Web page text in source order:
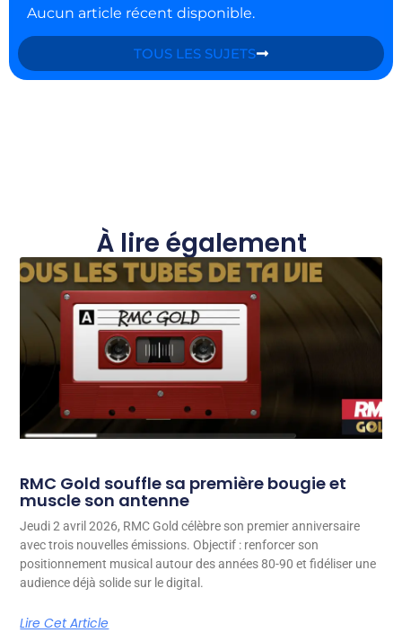
Aucun article récent disponible.
TOUS LES SUJETS
À lire également
RMC Gold souffle sa première bougie et
muscle son antenne
Jeudi 2 avril 2026, RMC Gold célèbre son premier anniversaire
avec trois nouvelles émissions. Objectif : renforcer son
positionnement musical autour des années 80-90 et fidéliser une
audience déjà solide sur le digital.
Lire Cet Article